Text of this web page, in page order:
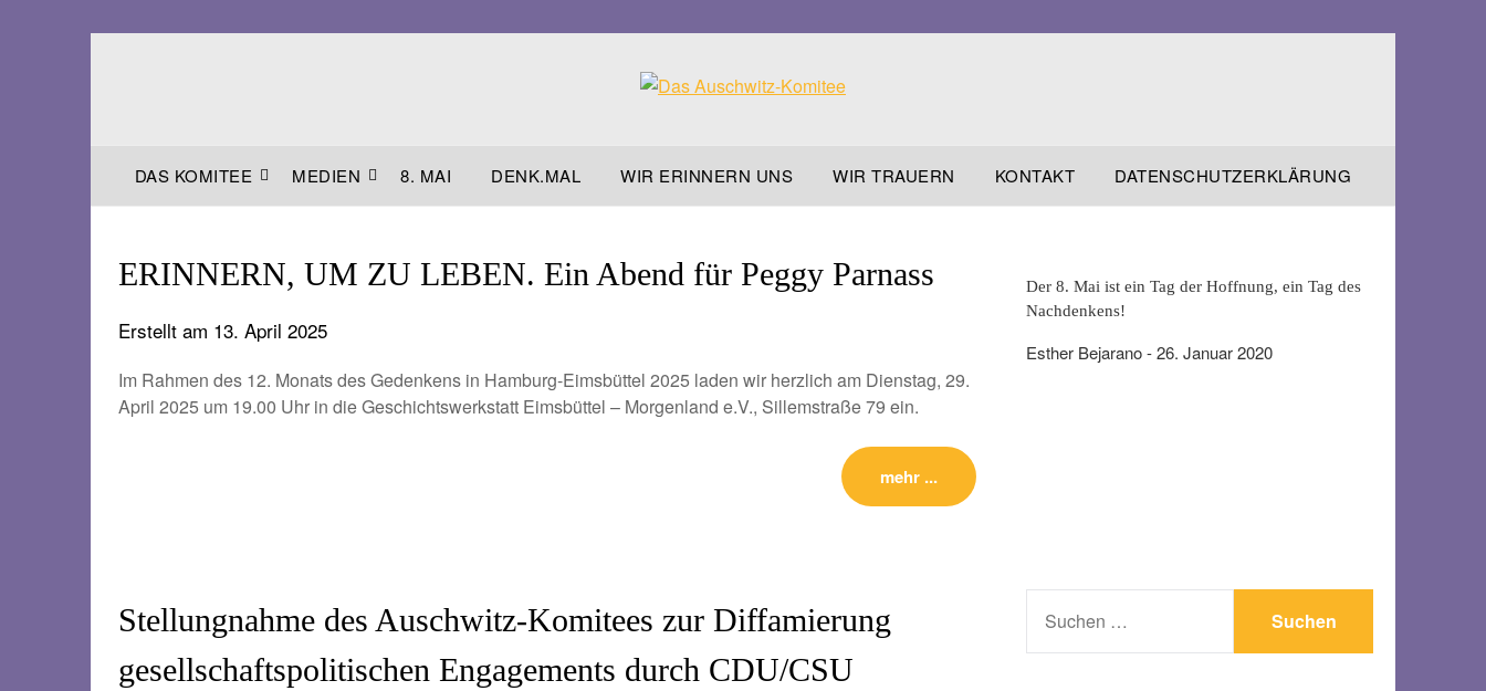
DAS KOMITEE MEDIEN 8. MAI DENK.MAL WIR ERINNERN UNS WIR TRAUERN KONTAKT DATENSCHUTZERKLÄRUNG
ERINNERN, UM ZU LEBEN. Ein Abend für Peggy Parnass
Erstellt am 13. April 2025
Im Rahmen des 12. Monats des Gedenkens in Hamburg-Eimsbüttel 2025 laden wir herzlich am Dienstag, 29.
April 2025 um 19.00 Uhr in die Geschichtswerkstatt Eimsbüttel – Morgenland e.V., Sillemstraße 79 ein.
mehr ...
Stellungnahme des Auschwitz-Komitees zur Diffamierung
gesellschaftspolitischen Engagements durch CDU/CSU
Der 8. Mai ist ein Tag der Hoffnung, ein Tag des
Nachdenkens!
Esther Bejarano - 26. Januar 2020
NACH: